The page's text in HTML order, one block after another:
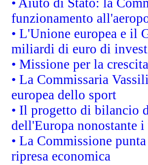
funzionamento
• L'Unione europea e il
miliardi di euro di
• Missione per la
• La Commissaria
europea dello sport
• Il progetto di bilancio
dell'Europa nonostante
• La Commissione
ripresa economica